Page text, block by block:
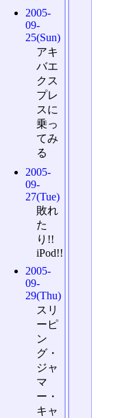
2005-
09-
25(Sun)
アキ
バエ
クス
プレ
スに
乗っ
てみ
る
2005-
09-
27(Tue)
敗れ
た
り!!
iPod!!
2005-
09-
29(Thu)
スリ
ーピ
ン
グ・
ジャ
マ
ー・
キャ